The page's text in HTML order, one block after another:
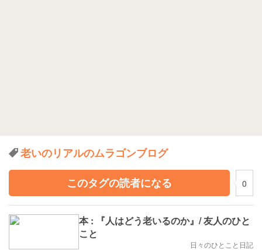
老いのリアルのムラゴンブログ
このタグの読者になる
0
本 : 『人はどう老いるのか』/ 友人のひと
こと
日々のひとこと日記